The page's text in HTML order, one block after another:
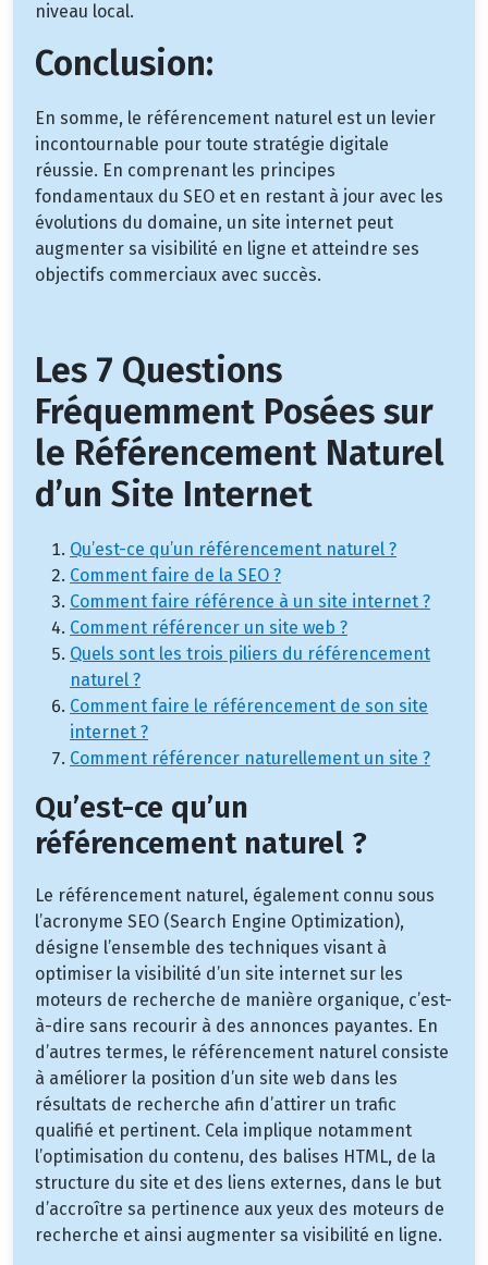
niveau local.
Conclusion:
En somme, le référencement naturel est un levier
incontournable pour toute stratégie digitale
réussie. En comprenant les principes
fondamentaux du SEO et en restant à jour avec les
évolutions du domaine, un site internet peut
augmenter sa visibilité en ligne et atteindre ses
objectifs commerciaux avec succès.
Les 7 Questions
Fréquemment Posées sur
le Référencement Naturel
d’un Site Internet
Qu’est-ce qu’un référencement naturel ?
Comment faire de la SEO ?
Comment faire référence à un site internet ?
Comment référencer un site web ?
Quels sont les trois piliers du référencement
naturel ?
Comment faire le référencement de son site
internet ?
Comment référencer naturellement un site ?
Qu’est-ce qu’un
référencement naturel ?
Le référencement naturel, également connu sous
l’acronyme SEO (Search Engine Optimization),
désigne l’ensemble des techniques visant à
optimiser la visibilité d’un site internet sur les
moteurs de recherche de manière organique, c’est-
à-dire sans recourir à des annonces payantes. En
d’autres termes, le référencement naturel consiste
à améliorer la position d’un site web dans les
résultats de recherche afin d’attirer un trafic
qualifié et pertinent. Cela implique notamment
l’optimisation du contenu, des balises HTML, de la
structure du site et des liens externes, dans le but
d’accroître sa pertinence aux yeux des moteurs de
recherche et ainsi augmenter sa visibilité en ligne.